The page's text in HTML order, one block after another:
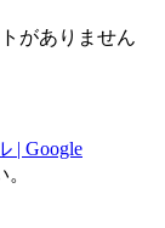
がありません
| Google